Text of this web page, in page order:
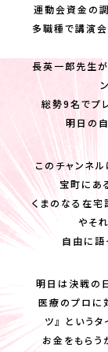
運動会資金の調
多職種で講演会
長英一郎先生
総勢9名でプ
明日の
このチャンネ
宝町にあ
くまのなる在
やそ
自由に語
明日は決戦の
医療のプロに
ツ』 という
お金をもらう